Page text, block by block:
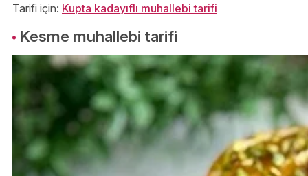
Tarifi için: Kupta kadayıflı muhallebi tarifi
Kesme muhallebi tarifi